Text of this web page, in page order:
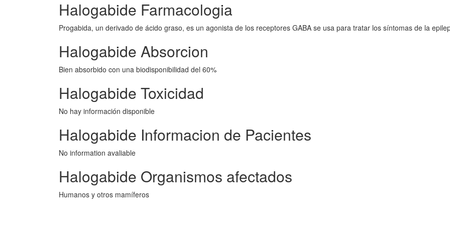
Halogabide Farmacologia
Progabida, un derivado de ácido graso, es un agonista de los receptores GABA se usa para tratar los síntomas de la
Halogabide Absorcion
Bien absorbido con una biodisponibilidad del 60%
Halogabide Toxicidad
No hay información disponible
Halogabide Informacion de Pacientes
No information avaliable
Halogabide Organismos afectados
Humanos y otros mamíferos